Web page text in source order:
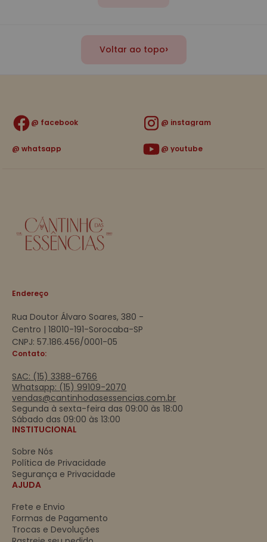
Voltar ao topo›
facebook instagram
whatsapp youtube
Endereço
Rua Doutor Álvaro Soares, 380 -
Centro | 18010-191-Sorocaba-SP
CNPJ: 57.186.456/0001-05
Contato:
SAC: (15) 3388-6766
Whatsapp: (15) 99109-2070
vendas@cantinhodasessencias.com.br
Segunda à sexta-feira das 09:00 às 18:00
Sábado das 09:00 às 13:00
INSTITUCIONAL
Sobre Nós
Política de Privacidade
Segurança e Privacidade
AJUDA
Frete e Envio
Formas de Pagamento
Trocas e Devoluções